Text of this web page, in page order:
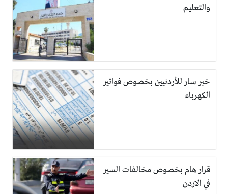
والتعليم
خبر سار للأردنيين بخصوص فواتير
الكهرباء
قرار هام بخصوص مخالفات السير
في الاردن